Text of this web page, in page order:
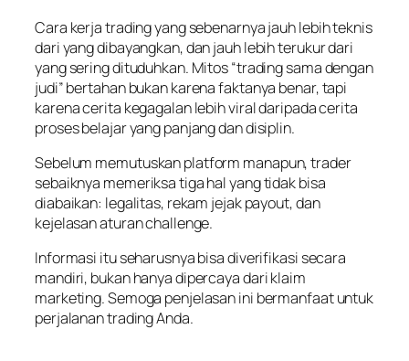
Cara kerja trading yang sebenarnya jauh lebih teknis
dari yang dibayangkan, dan jauh lebih terukur dari
yang sering dituduhkan. Mitos “trading sama dengan
judi” bertahan bukan karena faktanya benar, tapi
karena cerita kegagalan lebih viral daripada cerita
proses belajar yang panjang dan disiplin.
Sebelum memutuskan platform manapun, trader
sebaiknya memeriksa tiga hal yang tidak bisa
diabaikan: legalitas, rekam jejak payout, dan
kejelasan aturan challenge.
Informasi itu seharusnya bisa diverifikasi secara
mandiri, bukan hanya dipercaya dari klaim
marketing. Semoga penjelasan ini bermanfaat untuk
perjalanan trading Anda.